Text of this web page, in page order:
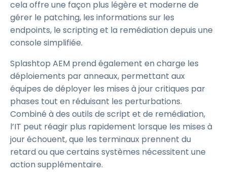
cela offre une façon plus légère et moderne de
gérer le patching, les informations sur les
endpoints, le scripting et la remédiation depuis une
console simplifiée.
Splashtop AEM prend également en charge les
déploiements par anneaux, permettant aux
équipes de déployer les mises à jour critiques par
phases tout en réduisant les perturbations.
Combiné à des outils de script et de remédiation,
l’IT peut réagir plus rapidement lorsque les mises à
jour échouent, que les terminaux prennent du
retard ou que certains systèmes nécessitent une
action supplémentaire.